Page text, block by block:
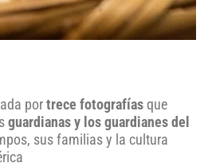
por trece fotografías que
guardianas y los guardianes del
sus familias y la cultura